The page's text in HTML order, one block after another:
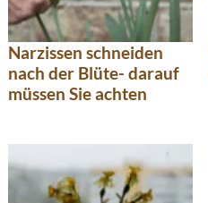
Narzissen schneiden
nach der Blüte- darauf
müssen Sie achten